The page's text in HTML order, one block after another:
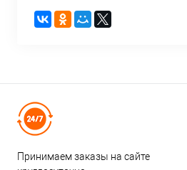
Принимаем заказы на сайте